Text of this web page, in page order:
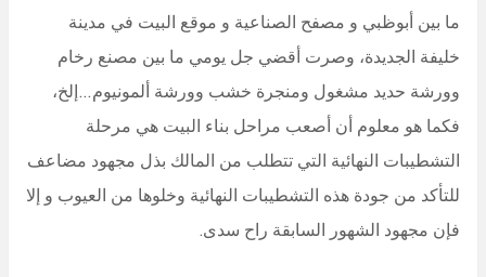
ما بين أبوظبي و مصفح الصناعية و موقع البيت في مدينة
خليفة الجديدة، وصرت أقضي جل يومي ما بين مصنع رخام
وورشة حديد مشغول ومنجرة خشب وورشة ألمونيوم…إلخ،
فكما هو معلوم أن أصعب مراحل بناء البيت هي مرحلة
التشطيبات النهائية التي تتطلب من المالك بذل مجهود مضاعف
للتأكد من جودة هذه التشطيبات النهائية وخلوها من العيوب و إلا
فإن مجهود الشهور السابقة راح سدى.